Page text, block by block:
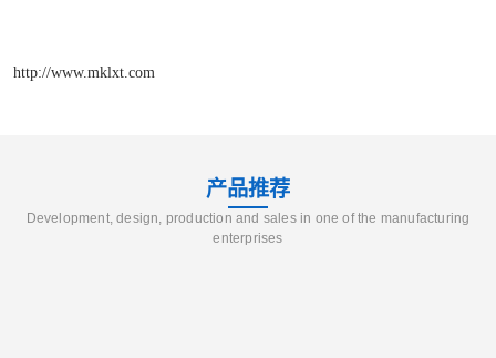
http://www.mklxt.com
产品推荐
Development, design, production and sales in one of the manufacturing
enterprises